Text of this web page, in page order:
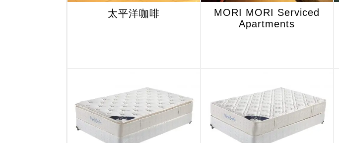
太平洋咖啡
MORI MORI Serviced
Apartments